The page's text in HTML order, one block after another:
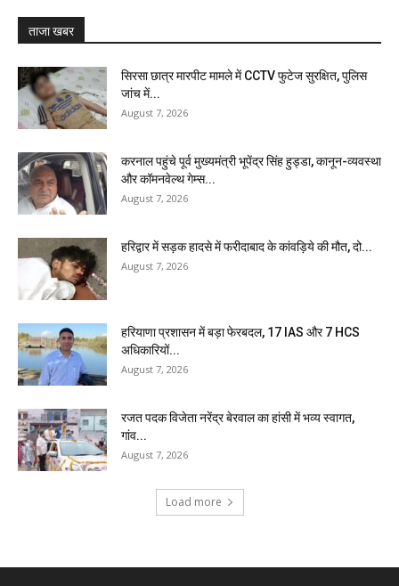
ताजा खबर
सिरसा छात्र मारपीट मामले में CCTV फुटेज सुरक्षित, पुलिस
जांच में...
August 7, 2026
करनाल पहुंचे पूर्व मुख्यमंत्री भूपेंद्र सिंह हुड्डा, कानून-व्यवस्था
और कॉमनवेल्थ गेम्स...
August 7, 2026
हरिद्वार में सड़क हादसे में फरीदाबाद के कांवड़िये की मौत, दो...
August 7, 2026
हरियाणा प्रशासन में बड़ा फेरबदल, 17 IAS और 7 HCS
अधिकारियों...
August 7, 2026
रजत पदक विजेता नरेंद्र बेरवाल का हांसी में भव्य स्वागत,
गांव...
August 7, 2026
Load more